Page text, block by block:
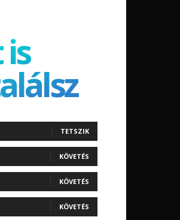
TETSZIK
KÖVETÉS
KÖVETÉS
KÖVETÉS